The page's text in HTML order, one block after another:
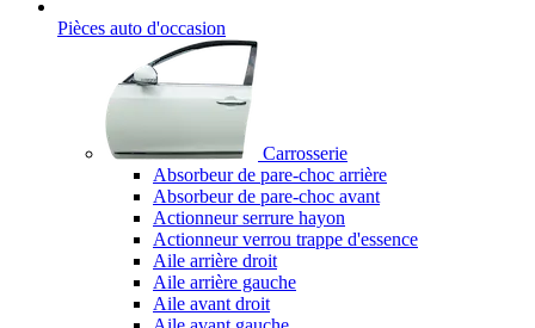
Pièces auto d'occasion
Carrosserie
Absorbeur de pare-choc arrière
Absorbeur de pare-choc avant
Actionneur serrure hayon
Actionneur verrou trappe d'essence
Aile arrière droit
Aile arrière gauche
Aile avant droit